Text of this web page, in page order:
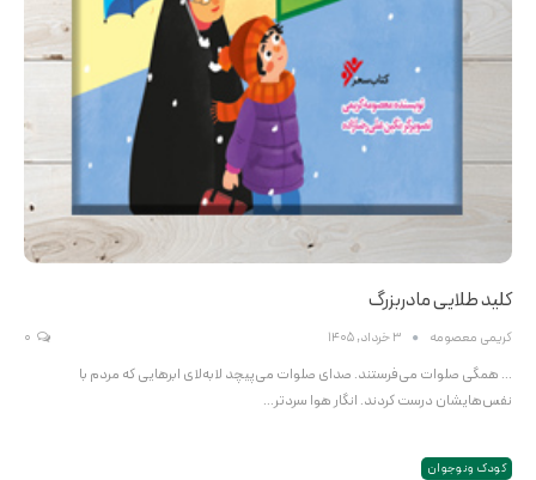
کلید طلایی مادربزرگ
کریمی معصومه 3 خرداد, 1405
... همگی صلوات می‌فرستند. صدای صلوات می‌پیچد لابه‌لای ابرهایی که مردم با
نفس‌هایشان درست کردند. انگار هوا سردتر…
کودک و نوجوان